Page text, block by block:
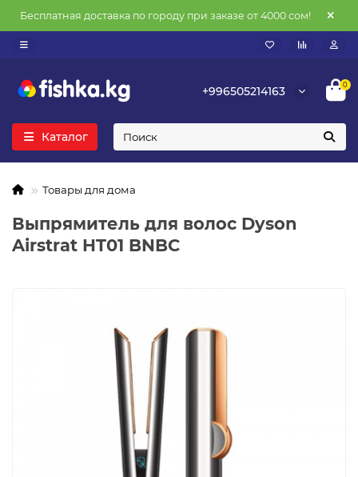
Бесплатная доставка по городу при заказе от 4000 сом!
+996505214163 0
Каталог
Товары для дома
Выпрямитель для волос Dyson
Airstrat HT01 BNBC